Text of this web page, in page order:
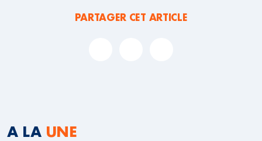
PARTAGER CET ARTICLE
A LA UNE